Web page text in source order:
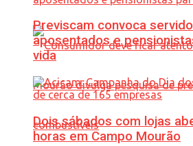
Previscam convoca
aposentados e
vida
Dois sábados com lojas
horas em Campo Mourão